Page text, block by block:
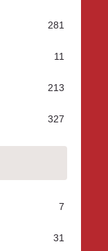
281
11
213
327
7
31